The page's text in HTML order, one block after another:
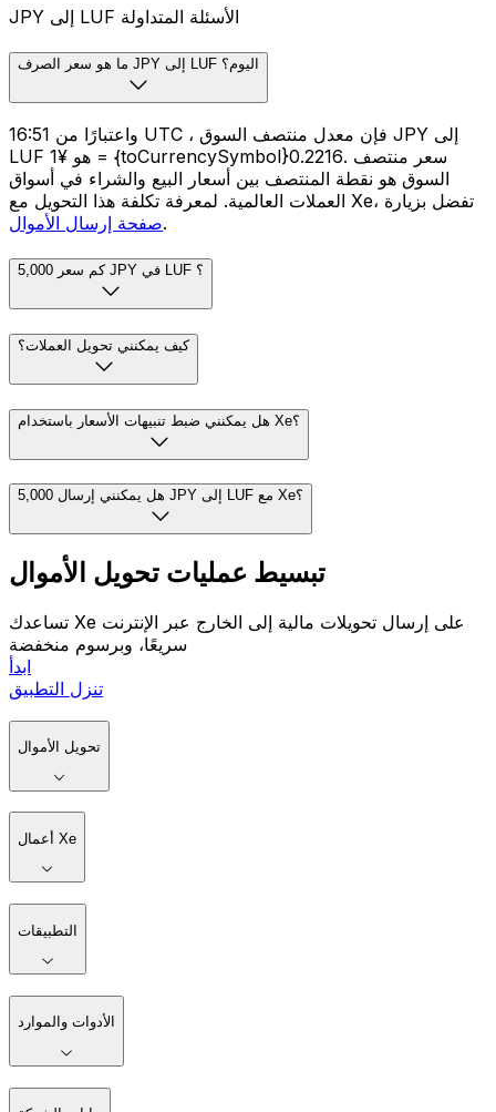
JPY إلى LUF الأسئلة المتداولة
ما هو سعر الصرف JPY إلى LUF اليوم؟
واعتبارًا من 16:51 UTC ، فإن معدل منتصف السوق JPY إلى
LUF هو ¥1 = {toCurrencySymbol}0.2216. سعر منتصف
السوق هو نقطة المنتصف بين أسعار البيع والشراء في أسواق
العملات العالمية. لمعرفة تكلفة هذا التحويل مع Xe، تفضل بزيارة
صفحة إرسال الأموال.
كم سعر 5,000 JPY في LUF ؟
كيف يمكنني تحويل العملات؟
هل يمكنني ضبط تنبيهات الأسعار باستخدام Xe؟
هل يمكنني إرسال 5,000 JPY إلى LUF مع Xe؟
تبسيط عمليات تحويل الأموال
تساعدك Xe على إرسال تحويلات مالية إلى الخارج عبر الإنترنت
سريعًا، وبرسوم منخفضة
ابدأ
تنزل التطبيق
تحويل الأموال
أعمال Xe
التطبيقات
الأدوات والموارد